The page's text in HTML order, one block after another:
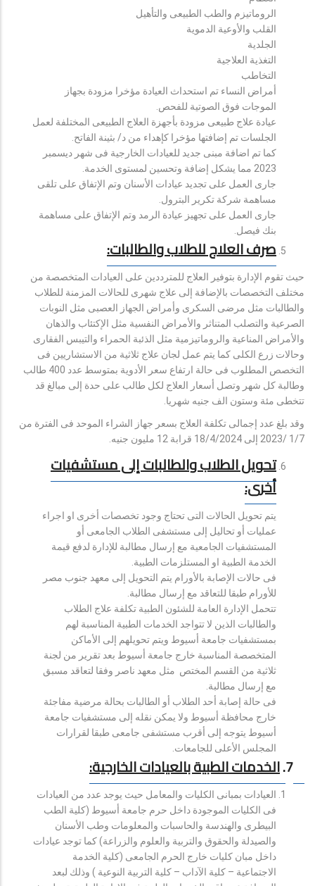
الروماتيزم والطب الطبيعى والتأهيل
القلب والأوعية الدموية
الجلدية
التغذية العلاجية
التخاطب
أمراض النساء تم استحداث العيادة مؤخرا مزودة بجهاز
الموجات فوق الصوتية للفحص.
عيادة علاج طبيعى مزودة بأجهزة العلاج الطبيعى المختلفة لعمل
الجلسات تم إضافتها مؤخرا كإهداء من د/ بثينة الفاتح.
كما تم اضافة مبنى جديد للعيادات الخارجية فى شهر ديسمبر
2023 مما يشكل إضافة وتحسين لمستوى الخدمة.
جارى العمل على تجديد عيادات الأسنان وتم الإتفاق على تلقى
مساهمة شركة تكرير البترول.
جارى العمل على تجهيز عيادة الرمد وتم الإتفاق على مساهمة
بنك فيصل.
صرف العلاج للطلاب والطالبات:
حيث تقوم الإدارة بتوفير العلاج للمترددين على العيادات المتخصصة من
مختلف التخصصات بالإضافة إلى علاج شهرى للحالات المزمنة للطلاب
والطالبات مثل مرضى السكرى وأمراض الجهاز العصبى مثل النوبات
الصرعية والتصلب المتناثر والأمراض النفسية مثل الإكتئاب والذهان
والأمراض المناعية والروماتيزمية مثل الذئبة الحمراء والتيبس الفقارى
وحالات زرع الكلى كما يتم عمل لجان علاج ثلاثية من الاستشاريين فى
التخصص المطلوب فى حالة ارتفاع سعر الأدوية بمتوسط عدد 400 طالب
وطالبة كل شهر وتصل أسعار العلاج لكل طالب على حدة إلى مبالغ قد
تتخطى مئة وستون الف جنيه شهريا.
وقد بلغ عدد إجمالى تكلفة العلاج بسعر جهاز الشراء الموحد فى الفترة من
1/7 /2023 إلى 18/4/2024 قرابة 12 مليون جنيه.
تحويل الطلاب والطالبات إلى مستشفيات
أخرى:
يتم تحويل الحالات التى تحتاج وجود تخصصات أخرى او اجراء
عمليات أو تحاليل إلى مستشفى الطلاب الجامعى أو
المستشفيات الجامعية مع إرسال مطالبة للإدارة لدفع قيمة
الخدمة الطبية او المستلزمات الطبية.
فى حالات الإصابة بالأورام يتم التحويل إلى معهد جنوب مصر
للأورام طبقا للتعاقد مع إرسال مطالبة.
تتحمل الإدارة العامة للشئون الطبية تكلفة علاج الطلاب
والطالبات الذين لا تتواجد الخدمات الطبية المناسبة لهم
بمستشفيات جامعة أسيوط ويتم تحويلهم إلى الأماكن
المتخصصة المناسبة خارج جامعة أسيوط بعد تقرير من لجنة
ثلاثية من القسم المختص مثل معهد ناصر وفقا لتعاقد مسبق
مع إرسال مطالبة.
فى حالة إصابة أحد الطلاب أو الطالبات بحالة مرضية مفاجئة
خارج محافظة أسيوط ولا يمكن نقله إلى مستشفيات جامعة
أسيوط يتوجه إلى أقرب مستشفى جامعى طبقا لقرارات
المجلس الأعلى للجامعات.
7
.الخدمات الطبية بالعيادات الخارجية:
العيادات بمبانى الكليات والمعامل حيث يوجد عدد من العيادات
فى الكليات الموجودة داخل حرم جامعة أسيوط (كلية الطب
البيطرى والهندسة والحاسبات والمعلومات وطب الأسنان
والصيدلة والحقوق والتربية والعلوم والزراعة) كما توجد عيادات
داخل مبان كليات خارج الحرم الجامعى (كلية الخدمة
الاجتماعية – كلية الآداب – كلية التربية النوعية ) وذلك لبعد